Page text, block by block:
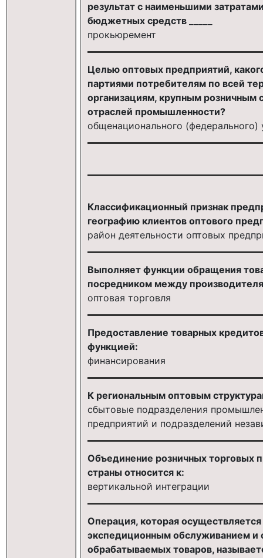
результат с наименьшими
бюджетных средств _____
прокьюремент
Целью оптовых предприятий,
партиями потребителям по всей
организациям, крупным
отраслей промышленности?
общенационального (федерального)
Классификационный признак
географию клиентов оптового
район деятельности оптовых
Выполняет функции обращения
посредником между
оптовая торговля
Предоставление товарных
функцией:
финансирования
К региональным оптовым
сбытовые подразделения
предприятий и подразделений
Объединение розничных торговых
страны относится к:
вертикальной интеграции
Операция, которая
экспедиционным обслуживанием и
обрабатываемых товаров,